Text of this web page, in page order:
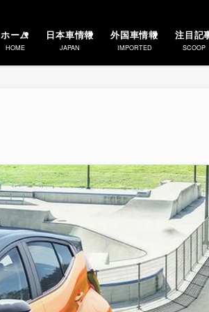
ホーム
HOME
日本車情報
JAPAN
外国車情報
IMPORTED
注目記
SCOOP